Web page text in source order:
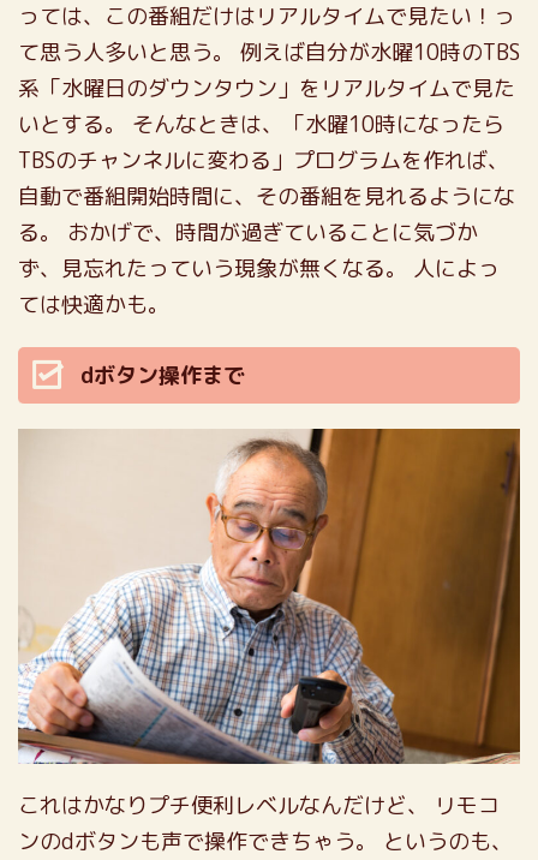
っては、この番組だけはリアルタイムで見たい！っ
て思う人多いと思う。
例えば自分が水曜10時のTBS
系「水曜日のダウンタウン」をリアルタイムで見た
いとする。
そんなときは、「水曜10時になったら
TBSのチャンネルに変わる」プログラムを作れば、
自動で番組開始時間に、その番組を見れるようにな
る。
おかげで、時間が過ぎていることに気づか
ず、見忘れたっていう現象が無くなる。
人によっ
ては快適かも。
dボタン操作まで
これはかなりプチ便利レベルなんだけど、
リモコ
ンのdボタンも声で操作できちゃう。
というのも、